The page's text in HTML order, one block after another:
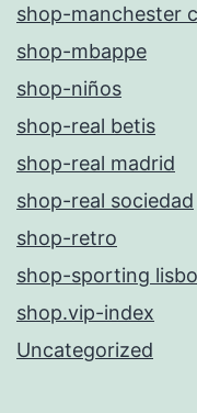
shop-manchester
shop-mbappe
shop-niños
shop-real betis
shop-real madrid
shop-real sociedad
shop-retro
shop-sporting
shop.vip-index
Uncategorized